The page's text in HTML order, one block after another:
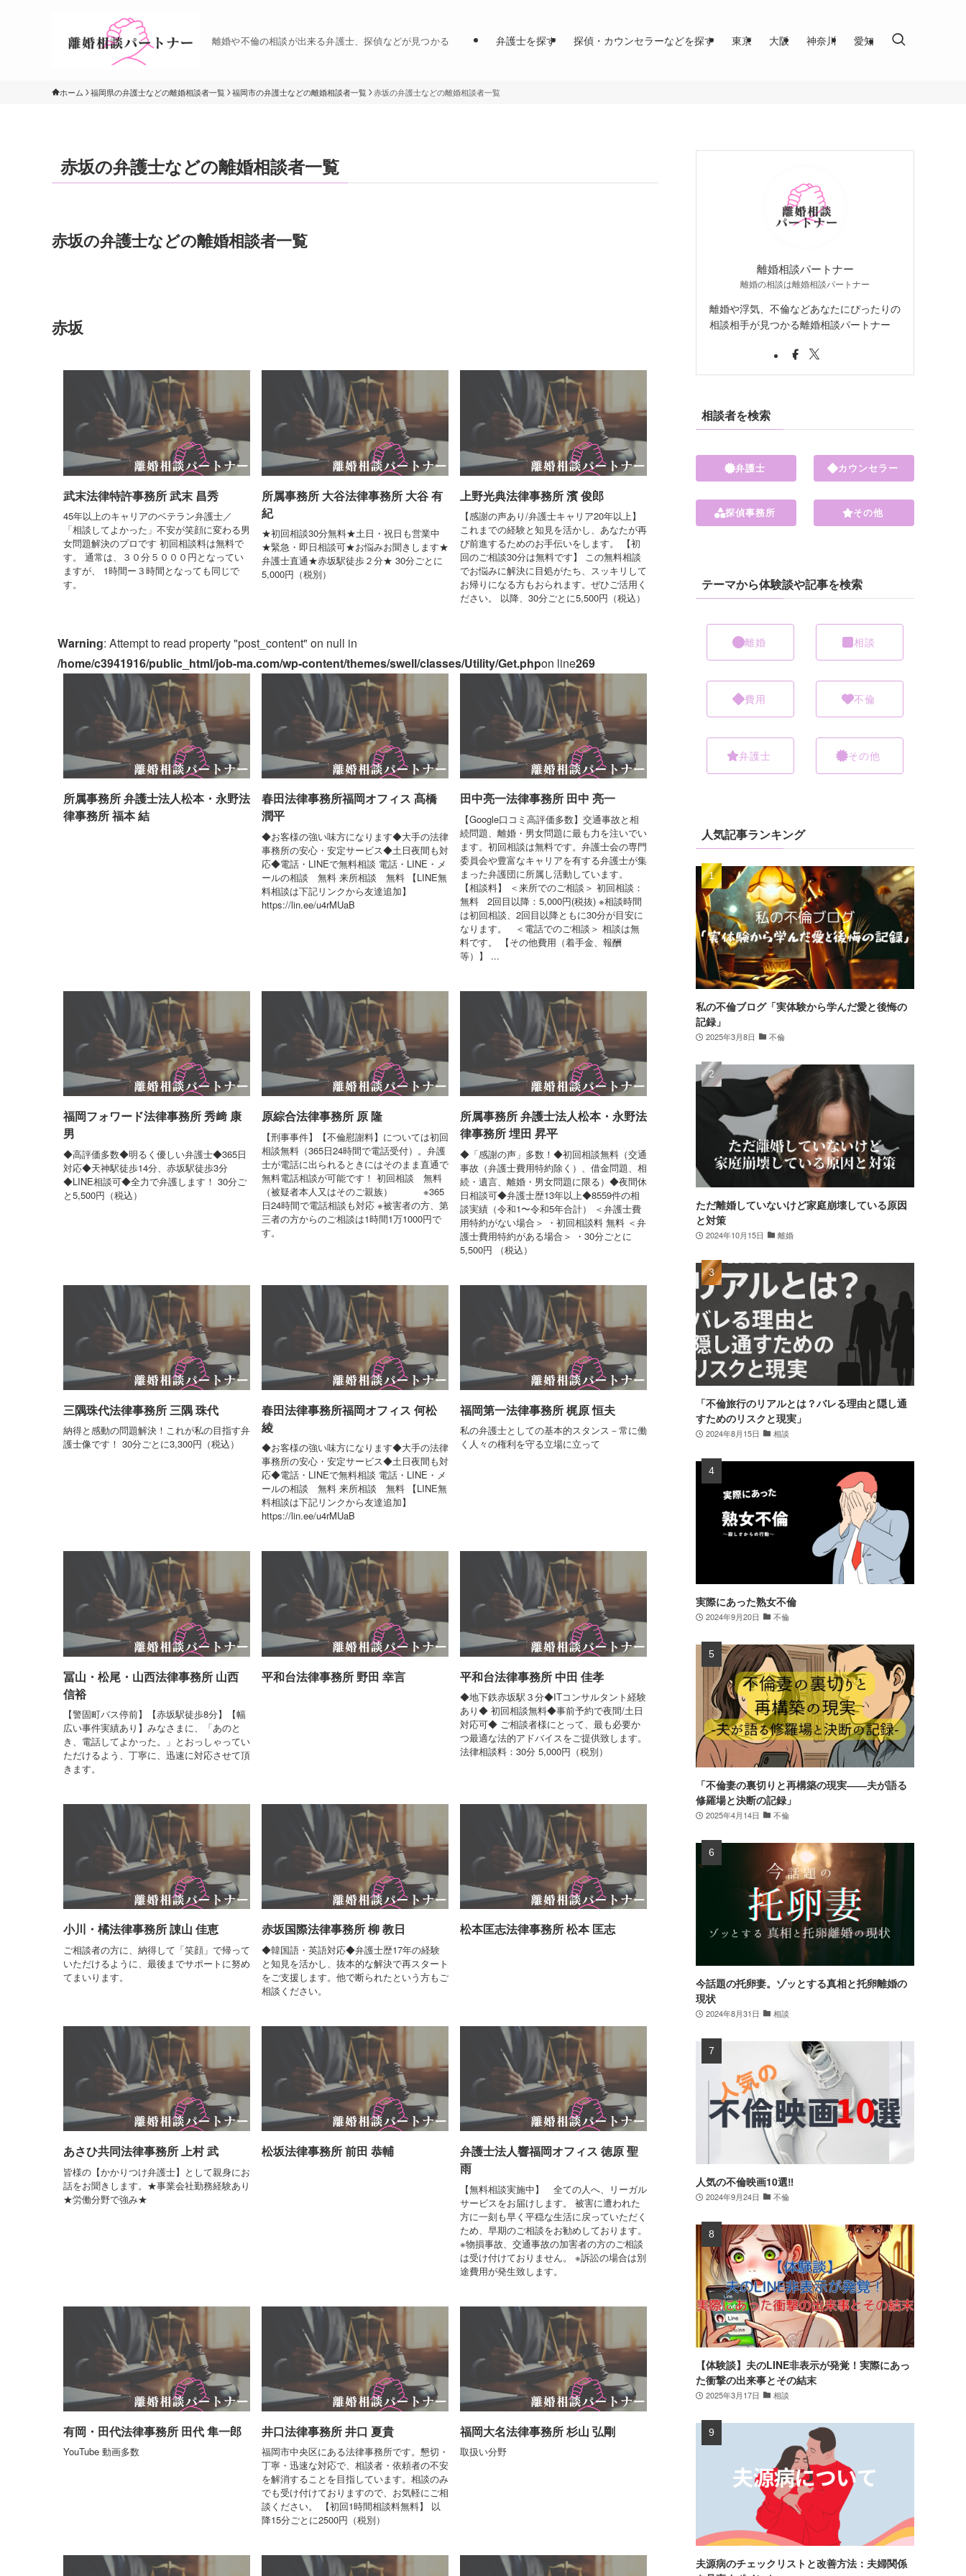
離婚や不倫の相談が出来る弁護士、探偵などが見つかる 弁護士を探す 探偵・カウンセラーなどを探す 東京 大阪 神奈川 愛知
ホーム 福岡県の弁護士などの離婚相談者一覧 福岡市の弁護士などの離婚相談者一覧 赤坂の弁護士などの離婚相談者一覧
赤坂の弁護士などの離婚相談者一覧
赤坂の弁護士などの離婚相談者一覧
赤坂
武末法律特許事務所 武末 昌秀
45年以上のキャリアのベテラン弁護士／
「相談してよかった」不安が笑顔に変わる男
女問題解決のプロです 初回相談料は無料で
す。 通常は、３０分５０００円となってい
ますが、 1時間ー３時間となっても同じで
す。
所属事務所 大谷法律事務所 大谷 有
紀
★初回相談30分無料★土日・祝日も営業中
★緊急・即日相談可★お悩みお聞きします★
弁護士直通★赤坂駅徒歩２分★ 30分ごとに
5,000円（税別）
上野光典法律事務所 濱 俊郎
【感謝の声あり/弁護士キャリア20年以上】
これまでの経験と知見を活かし、あなたが再
び前進するためのお手伝いをします。 【初
回のご相談30分は無料です】 この無料相談
でお悩みに解決に目処がたち、スッキリして
お帰りになる方もおられます。ぜひご活用く
ださい。 以降、30分ごとに5,500円（税込）
Warning: Attempt to read property "post_content" on null in
/home/c3941916/public_html/job-ma.com/wp-content/themes/swell/classes/Utility/Get.phpon line269
所属事務所 弁護士法人松本・永野法
律事務所 福本 結
春田法律事務所福岡オフィス 髙橋
潤平
◆お客様の強い味方になります◆大手の法律
事務所の安心・安定サービス◆土日夜間も対
応◆電話・LINEで無料相談 電話・LINE・メ
ールの相談 無料 来所相談 無料 【LINE無
料相談は下記リンクから友達追加】
https://lin.ee/u4rMUaB
田中亮一法律事務所 田中 亮一
【Google口コミ高評価多数】交通事故と相
続問題、離婚・男女問題に最も力を注いでい
ます。初回相談は無料です。弁護士会の専門
委員会や豊富なキャリアを有する弁護士が集
まった弁護団に所属し活動しています。
【相談料】 ＜来所でのご相談＞ 初回相談：
無料 2回目以降：5,000円(税抜) ※相談時間
は初回相談、2回目以降ともに30分が目安に
なります。 ＜電話でのご相談＞ 相談は無
料です。 【その他費用（着手金、報酬
等）】 ...
福岡フォワード法律事務所 秀﨑 康
男
◆高評価多数◆明るく優しい弁護士◆365日
対応◆天神駅徒歩14分、赤坂駅徒歩3分
◆LINE相談可◆全力で弁護します！ 30分ご
と5,500円（税込）
原綜合法律事務所 原 隆
【刑事事件】【不倫慰謝料】については初回
相談無料（365日24時間で電話受付）。弁護
士が電話に出られるときにはそのまま直通で
無料電話相談が可能です！ 初回相談 無料
（被疑者本人又はそのご親族） ※365
日24時間で電話相談も対応 ※被害者の方、第
三者の方からのご相談は1時間1万1000円で
す。
所属事務所 弁護士法人松本・永野法
律事務所 埋田 昇平
◆「感謝の声」多数！◆初回相談無料（交通
事故（弁護士費用特約除く）、借金問題、相
続・遺言、離婚・男女問題に限る）◆夜間休
日相談可◆弁護士歴13年以上◆8559件の相
談実績（令和1〜令和5年合計） ＜弁護士費
用特約がない場合＞ ・初回相談料 無料 ＜弁
護士費用特約がある場合＞ ・30分ごとに
5,500円 （税込）
三隅珠代法律事務所 三隅 珠代
納得と感動の問題解決！これが私の目指す弁
護士像です！ 30分ごとに3,300円（税込）
春田法律事務所福岡オフィス 何松
綾
◆お客様の強い味方になります◆大手の法律
事務所の安心・安定サービス◆土日夜間も対
応◆電話・LINEで無料相談 電話・LINE・メ
ールの相談 無料 来所相談 無料 【LINE無
料相談は下記リンクから友達追加】
https://lin.ee/u4rMUaB
福岡第一法律事務所 梶原 恒夫
私の弁護士としての基本的スタンス－常に働
く人々の権利を守る立場に立って
冨山・松尾・山西法律事務所 山西
信裕
【警固町バス停前】【赤坂駅徒歩8分】【幅
広い事件実績あり】みなさまに、「あのと
き、電話してよかった。」とおっしゃってい
ただけるよう、丁寧に、迅速に対応させて頂
きます。
平和台法律事務所 野田 幸言 平和台法律事務所 中田 佳孝
◆地下鉄赤坂駅３分◆ITコンサルタント経験
あり◆ 初回相談無料◆事前予約で夜間/土日
対応可◆ ご相談者様にとって、最も必要か
つ最適な法的アドバイスをご提供致します。
法律相談料：30分 5,000円（税別）
小川・橘法律事務所 諌山 佳恵
ご相談者の方に、納得して「笑顔」で帰って
いただけるように、最後までサポートに努め
てまいります。
赤坂国際法律事務所 柳 教日
◆韓国語・英語対応◆弁護士歴17年の経験
と知見を活かし、抜本的な解決で再スタート
をご支援します。他で断られたという方もご
相談ください。
松本匡志法律事務所 松本 匡志
あさひ共同法律事務所 上村 武
皆様の【かかりつけ弁護士】として親身にお
話をお聞きします。★事業会社勤務経験あり
★労働分野で強み★
松坂法律事務所 前田 恭輔
弁護士法人響福岡オフィス 徳原 聖
雨
【無料相談実施中】 全ての人へ、リーガル
サービスをお届けします。 被害に遭われた
方に一刻も早く平穏な生活に戻っていただく
ため、早期のご相談をお勧めしております。
※物損事故、交通事故の加害者の方のご相談
は受け付けておりません。 ※訴訟の場合は別
途費用が発生致します。
有岡・田代法律事務所 田代 隼一郎
YouTube 動画多数
井口法律事務所 井口 夏貴
福岡市中央区にある法律事務所です。懇切・
丁寧・迅速な対応で、相談者・依頼者の不安
を解消することを目指しています。相談のみ
でも受け付けておりますので、お気軽にご相
談ください。 【初回1時間相談料無料】 以
降15分ごとに2500円（税別）
福岡大名法律事務所 杉山 弘剛
取扱い分野
離婚相談パートナー
離婚の相談は離婚相談パートナー
離婚や浮気、不倫などあなたにぴったりの
相談相手が見つかる離婚相談パートナー
相談者を検索
弁護士
探偵事務所
カウンセラー
その他
テーマから体験談や記事を検索
離婚 相談
費用 不倫
弁護士 その他
人気記事ランキング
私の不倫ブログ「実体験から学んだ愛と後悔の
記録」
2025年3月8日 不倫
ただ離婚していないけど家庭崩壊している原因
と対策
2024年10月15日 離婚
「不倫旅行のリアルとは？バレる理由と隠し通
すためのリスクと現実」
2024年8月15日 相談
実際にあった熟女不倫
2024年9月20日 不倫
「不倫妻の裏切りと再構築の現実――夫が語る
修羅場と決断の記録」
2025年4月14日 不倫
今話題の托卵妻。ゾッとする真相と托卵離婚の
現状
2024年8月31日 相談
人気の不倫映画10選‼
2024年9月24日 不倫
【体験談】夫のLINE非表示が発覚！実際にあっ
た衝撃の出来事とその結末
2025年3月17日 相談
夫源病のチェックリストと改善方法：夫婦関係